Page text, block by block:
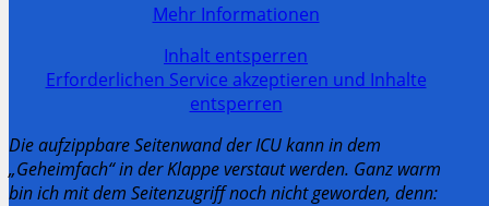
Mehr Informationen
Inhalt entsperren
Erforderlichen Service akzeptieren und Inhalte
entsperren
Die aufzippbare Seitenwand der ICU kann in dem
„Geheimfach“ in der Klappe verstaut werden. Ganz warm
bin ich mit dem Seitenzugriff noch nicht geworden, denn: